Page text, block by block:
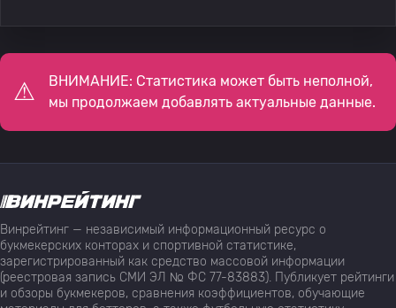
ВНИМАНИЕ: Статистика может быть неполной,
мы продолжаем добавлять актуальные данные.
Винрейтинг — независимый информационный ресурс о
букмекерских конторах и спортивной статистике,
зарегистрированный как средство массовой информации
(реестровая запись СМИ ЭЛ № ФС 77-83883). Публикует рейтинги
и обзоры букмекеров, сравнения коэффициентов, обучающие